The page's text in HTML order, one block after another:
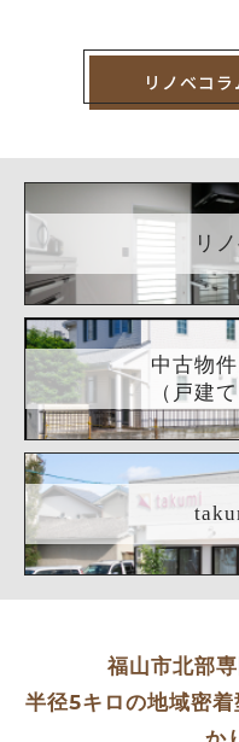
リノベコ
リ
中古物
（戸建
福山市北部
半径5キロの地域密